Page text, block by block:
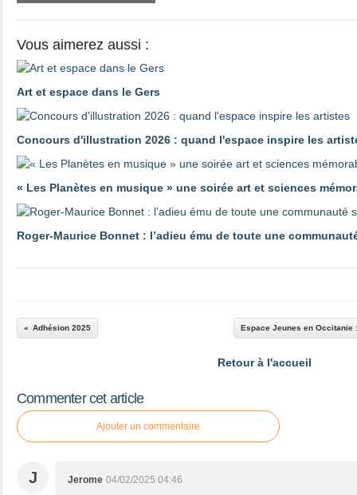
Vous aimerez aussi :
Art et espace dans le Gers
Concours d'illustration 2026 : quand l'espace inspire les
« Les Planètes en musique » une soirée art et sciences
Roger‑Maurice Bonnet : l’adieu ému de toute une
Adhésion 2025 Espace Jeunes en Occitanie
Retour à l'accueil
Commenter cet article
Ajouter un commentaire
J Jerome 04/02/2025 04:46